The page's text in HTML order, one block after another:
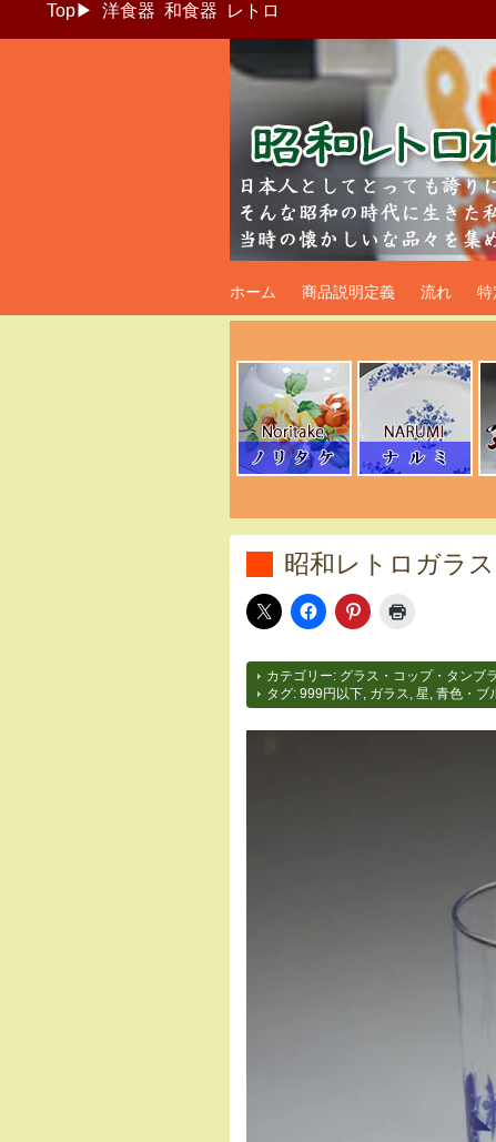
Top▶ 洋食器 和食器 レトロ
昭和レトロポッ
ホーム 商品説明定義 流れ 特
昭和レトロガラ
カテゴリー: グラス・コップ・タンブ
タグ: 999円以下 ガラス 星 青色・ブ